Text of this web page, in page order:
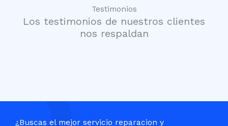
Testimonios
Los testimonios de nuestros clientes
nos respaldan
¿Buscas el mejor servicio reparacion y